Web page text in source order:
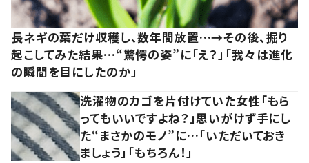
長ネギの葉だけ収穫し、数年間放置…→その後、掘り
起こしてみた結果…“驚愕の姿”に「え？」「我々は進化
の瞬間を目にしたのか」
洗濯物のカゴを片付けていた女性「もら
ってもいいですよね？」思いがけず手にし
た“まさかのモノ”に…「いただいておき
ましょう」「もちろん！」